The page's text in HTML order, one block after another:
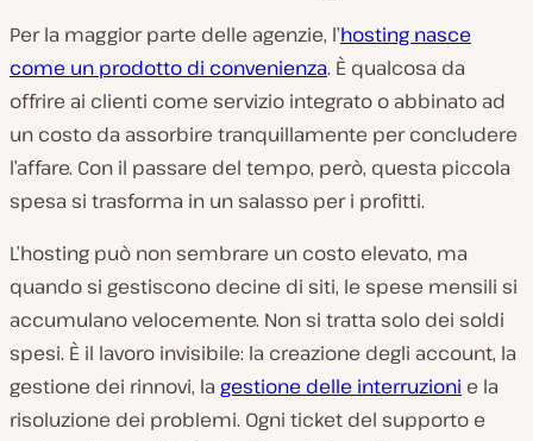
Per la maggior parte delle agenzie, l’hosting nasce
come un prodotto di convenienza. È qualcosa da
offrire ai clienti come servizio integrato o abbinato ad
un costo da assorbire tranquillamente per concludere
l’affare. Con il passare del tempo, però, questa piccola
spesa si trasforma in un salasso per i profitti.
L’hosting può non sembrare un costo elevato, ma
quando si gestiscono decine di siti, le spese mensili si
accumulano velocemente. Non si tratta solo dei soldi
spesi. È il lavoro invisibile: la creazione degli account, la
gestione dei rinnovi, la gestione delle interruzioni e la
risoluzione dei problemi. Ogni ticket del supporto e